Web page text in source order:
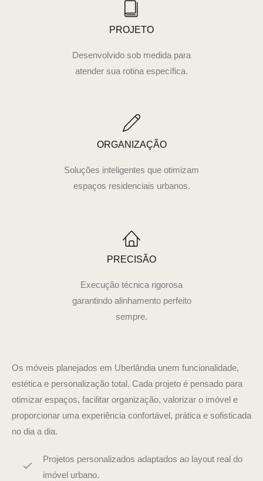
PROJETO
Desenvolvido sob medida para
atender sua rotina específica.
ORGANIZAÇÃO
Soluções inteligentes que otimizam
espaços residenciais urbanos.
PRECISÃO
Execução técnica rigorosa
garantindo alinhamento perfeito
sempre.
Os móveis planejados em Uberlândia unem funcionalidade,
estética e personalização total. Cada projeto é pensado para
otimizar espaços, facilitar organização, valorizar o imóvel e
proporcionar uma experiência confortável, prática e sofisticada
no dia a dia.
Projetos personalizados adaptados ao layout real do
imóvel urbano.